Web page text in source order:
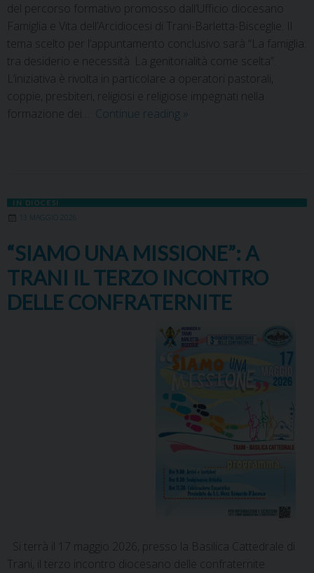
del percorso formativo promosso dall’Ufficio diocesano
Famiglia e Vita dell’Arcidiocesi di Trani-Barletta-Bisceglie. Il
tema scelto per l’appuntamento conclusivo sarà “La famiglia:
tra desiderio e necessità. La genitorialità come scelta”.
L’iniziativa è rivolta in particolare a operatori pastorali,
coppie, presbiteri, religiosi e religiose impegnati nella
formazione dei … Continue reading »
IN DIOCESI
13 MAGGIO 2026
“SIAMO UNA MISSIONE”: A
TRANI IL TERZO INCONTRO
DELLE CONFRATERNITE
Si terrà il 17 maggio 2026, presso la Basilica Cattedrale di
Trani, il terzo incontro diocesano delle confraternite